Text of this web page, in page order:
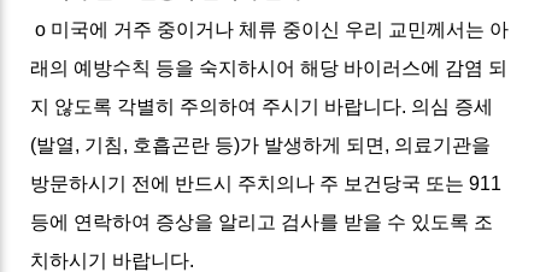
o 미국에 거주 중이거나 체류 중이신 우리 교민께서는 아
래의 예방수칙 등을 숙지하시어 해당 바이러스에 감염 되
지 않도록 각별히 주의하여 주시기 바랍니다. 의심 증세
(발열, 기침, 호흡곤란 등)가 발생하게 되면, 의료기관을
방문하시기 전에 반드시 주치의나 주 보건당국 또는 911
등에 연락하여 증상을 알리고 검사를 받을 수 있도록 조
치하시기 바랍니다.